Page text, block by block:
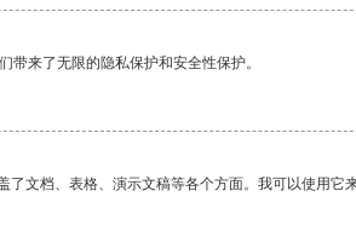
带来了无限的隐私保护和安全性保护。
了文档、表格、演示文稿等各个方面。我可以使用它